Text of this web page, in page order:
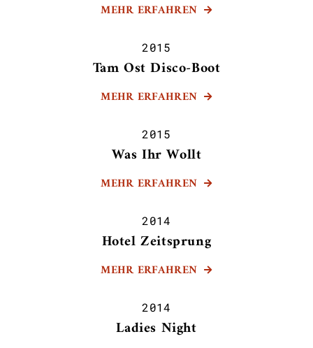
MEHR ERFAHREN 
2015
Tam Ost Disco-Boot
MEHR ERFAHREN 
2015
Was Ihr Wollt
MEHR ERFAHREN 
2014
Hotel Zeitsprung
MEHR ERFAHREN 
2014
Ladies Night